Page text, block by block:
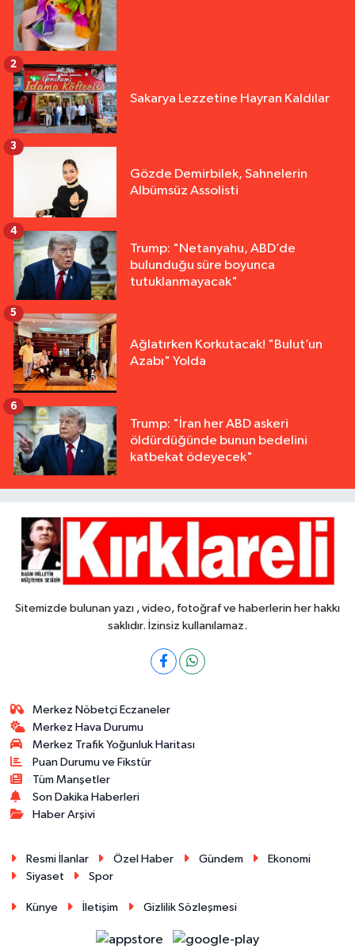
Sakarya Lezzetine Hayran Kaldılar
2
Gözde Demirbilek, Sahnelerin
Albümsüz Assolisti
3
Trump: "Netanyahu, ABD’de
bulunduğu süre boyunca
tutuklanmayacak"
4
Ağlatırken Korkutacak! "Bulut’un
Azabı" Yolda
5
Trump: "İran her ABD askeri
öldürdüğünde bunun bedelini
katbekat ödeyecek"
6
Sitemizde bulunan yazı , video, fotoğraf ve haberlerin her hakkı
saklıdır. İzinsiz kullanılamaz.
Merkez Nöbetçi Eczaneler
Merkez Hava Durumu
Merkez Trafik Yoğunluk Haritası
Puan Durumu ve Fikstür
Tüm Manşetler
Son Dakika Haberleri
Haber Arşivi
Resmi İlanlar Özel Haber Gündem
Ekonomi
Siyaset
Spor
Künye İletişim Gizlilik Sözleşmesi